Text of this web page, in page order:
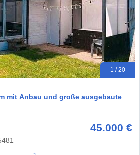
1 / 20
mit Anbau und große ausgebaute
45.000 €